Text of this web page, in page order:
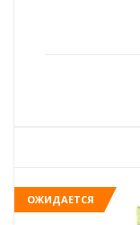
ОЖИДАЕТСЯ